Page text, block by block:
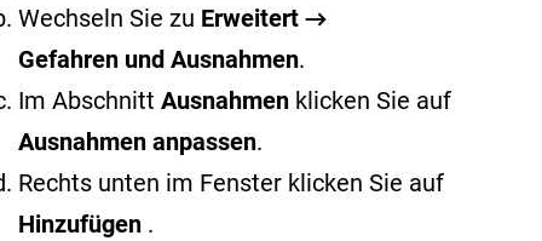
Wechseln Sie zu Erweitert →
Gefahren und Ausnahmen.
Im Abschnitt Ausnahmen klicken Sie auf
Ausnahmen anpassen.
Rechts unten im Fenster klicken Sie auf
Hinzufügen .